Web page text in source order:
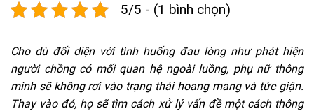
5/5 - (1 bình chọn)
Cho dù đối diện với tình huống đau lòng như phát hiện
người chồng có mối quan hệ ngoài luồng, phụ nữ thông
minh sẽ không rơi vào trạng thái hoang mang và tức giận.
Thay vào đó, họ sẽ tìm cách xử lý vấn đề một cách thông